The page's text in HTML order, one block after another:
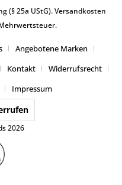
(§ 25a UStG).Versandkosten
Angebotene Marken
Kontakt
Widerrufsrecht
Impressum
2026